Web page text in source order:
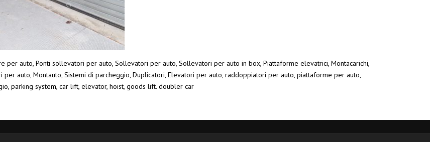
per auto, Ponti sollevatori per auto, Sollevatori per auto, Sollevatori per auto in box, Piattaforme elevatrici, Montacarichi,
per auto, Montauto, Sistemi di parcheggio, Duplicatori, Elevatori per auto, raddoppiatori per auto, piattaforme per auto,
parking system, car lift, elevator, hoist, goods lift. doubler car